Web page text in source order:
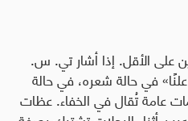
على الأقل. إذا أشار تي. س.
في حالة شعره، في حالة
عامة تُقال في الخفاء. عظات